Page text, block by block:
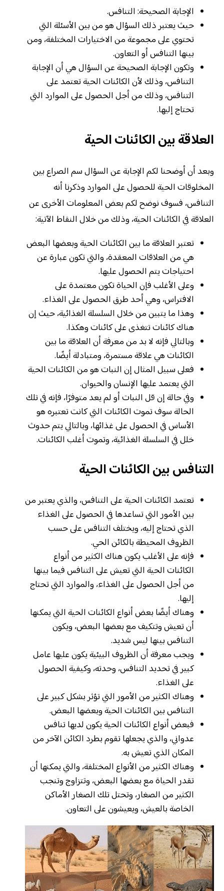
الإجابة الصحيحة: التنافس.
حيث يعتبر ذلك السؤال هو من بين الأسئلة التي
تحتوي على مجموعة من الاختيارات المختلفة، ومن
بينها التنافس أو التعاون.
وتكون الإجابة الصحيحة عن السؤال هي أن الإجابة
التنافس، وذلك لأن الكائنات الحية تعتمد على
التنافس، وذلك من أجل الحصول على الموارد التي
تحتاج إليها.
العلاقة بين الكائنات الحية
وبعد أن أوضحنا لكم الإجابة عن السؤال سم الصراع بين
المخلوقات الحية للحصول على الموارد وذكرنا أنه
التنافس، فسوف نوضح لكم بعض المعلومات الأخرى عن
العلاقة في الكائنات الحية، وذلك من خلال النقاط الآتية:
تعتبر العلاقة ما بين الكائنات الحية وبعضها البعض
هي من العلاقات المعقدة، والتي تكون عبارة عن
احتياجات يتم الحصول عليها.
وعلى الأغلب فإن الحياة تكون معتمدة على
الافتراس، وهي أحد طرق الحصول على الغذاء.
وهذا ما يتبين من خلال السلسلة الغذائية، حيث إن
هناك كائنات تتغذى على كائنات وهكذا.
وبالتالي فإنه لا بد من معرفة أن العلاقة ما بين
الكائنات هي علاقة مستمرة، ومتبادلة أيضًا.
فعلى سبيل المثال إن النبات هو من الكائنات الحية
التي يعتمد عليها الإنسان والحيوان.
وفي حالة إن قل النبات أو لم يعد متوفرًا، فإنه في تلك
الحالة سوف تموت الكائنات التي كانت تعتبره هو
الأساس في الحصول على غذائها، وبالتالي يتم حدوث
خلل في السلسلة الغذائية، وتموت أغلب الكائنات.
التنافس بين الكائنات الحية
تعتمد الكائنات الحية على التنافس، والذي يعتبر من
بين الأمور التي تساعدها في الحصول على الغذاء
الذي تحتاج إليه، ويختلف التنافس على حسب
الظروف المحيطة بالكائن الحي.
فإنه على الأغلب يكون هناك الكثير من أنواع
الكائنات الحية التي تعيش على التنافس فيما بينها
من أجل الحصول على الغذاء، والموارد التي تحتاج
إليها.
وهناك أيضًا بعض أنواع الكائنات الحية التي يمكنها
أن تعيش وتتكيف مع بعضها البعض، ويكون
التنافس بينها ليس شديد.
ويجب معرفة أن الظروف البيئية يكون عليها عامل
كبير في تحديد التنافس، وحدته، وكيفية الحصول
على الغذاء.
وهناك الكثير من الأمور التي تؤثر بشكل كبير على
التنافس بين الكائنات الحية وبعضها البعض.
فبعض أنواع الكائنات الحية يكون لديها تنافس
عدواني، والذي يجعلها تقوم بطرد الكائن الآخر من
المكان الذي تعيش به.
وهناك الكثير من الأنواع المختلفة، والتي يمكنها أن
تقدر الحياة مع بعضها البعض، وتتزاوج وتنجب
الكثير من الصغار، وتحتل تلك الصغار الأماكن
الخاصة بالعيش، ويعيشون على التعاون.